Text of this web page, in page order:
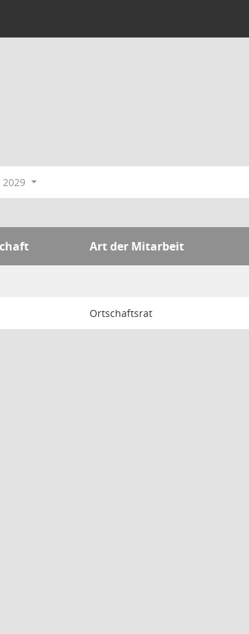
Art der Mitarbeit
Ortschaftsrat